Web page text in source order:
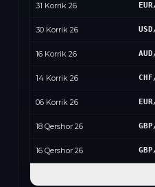
31 Korrik 26
30 Korrik 26
16 Korrik 26
14 Korrik 26
06 Korrik 26
18 Qershor 26
16 Qershor 26